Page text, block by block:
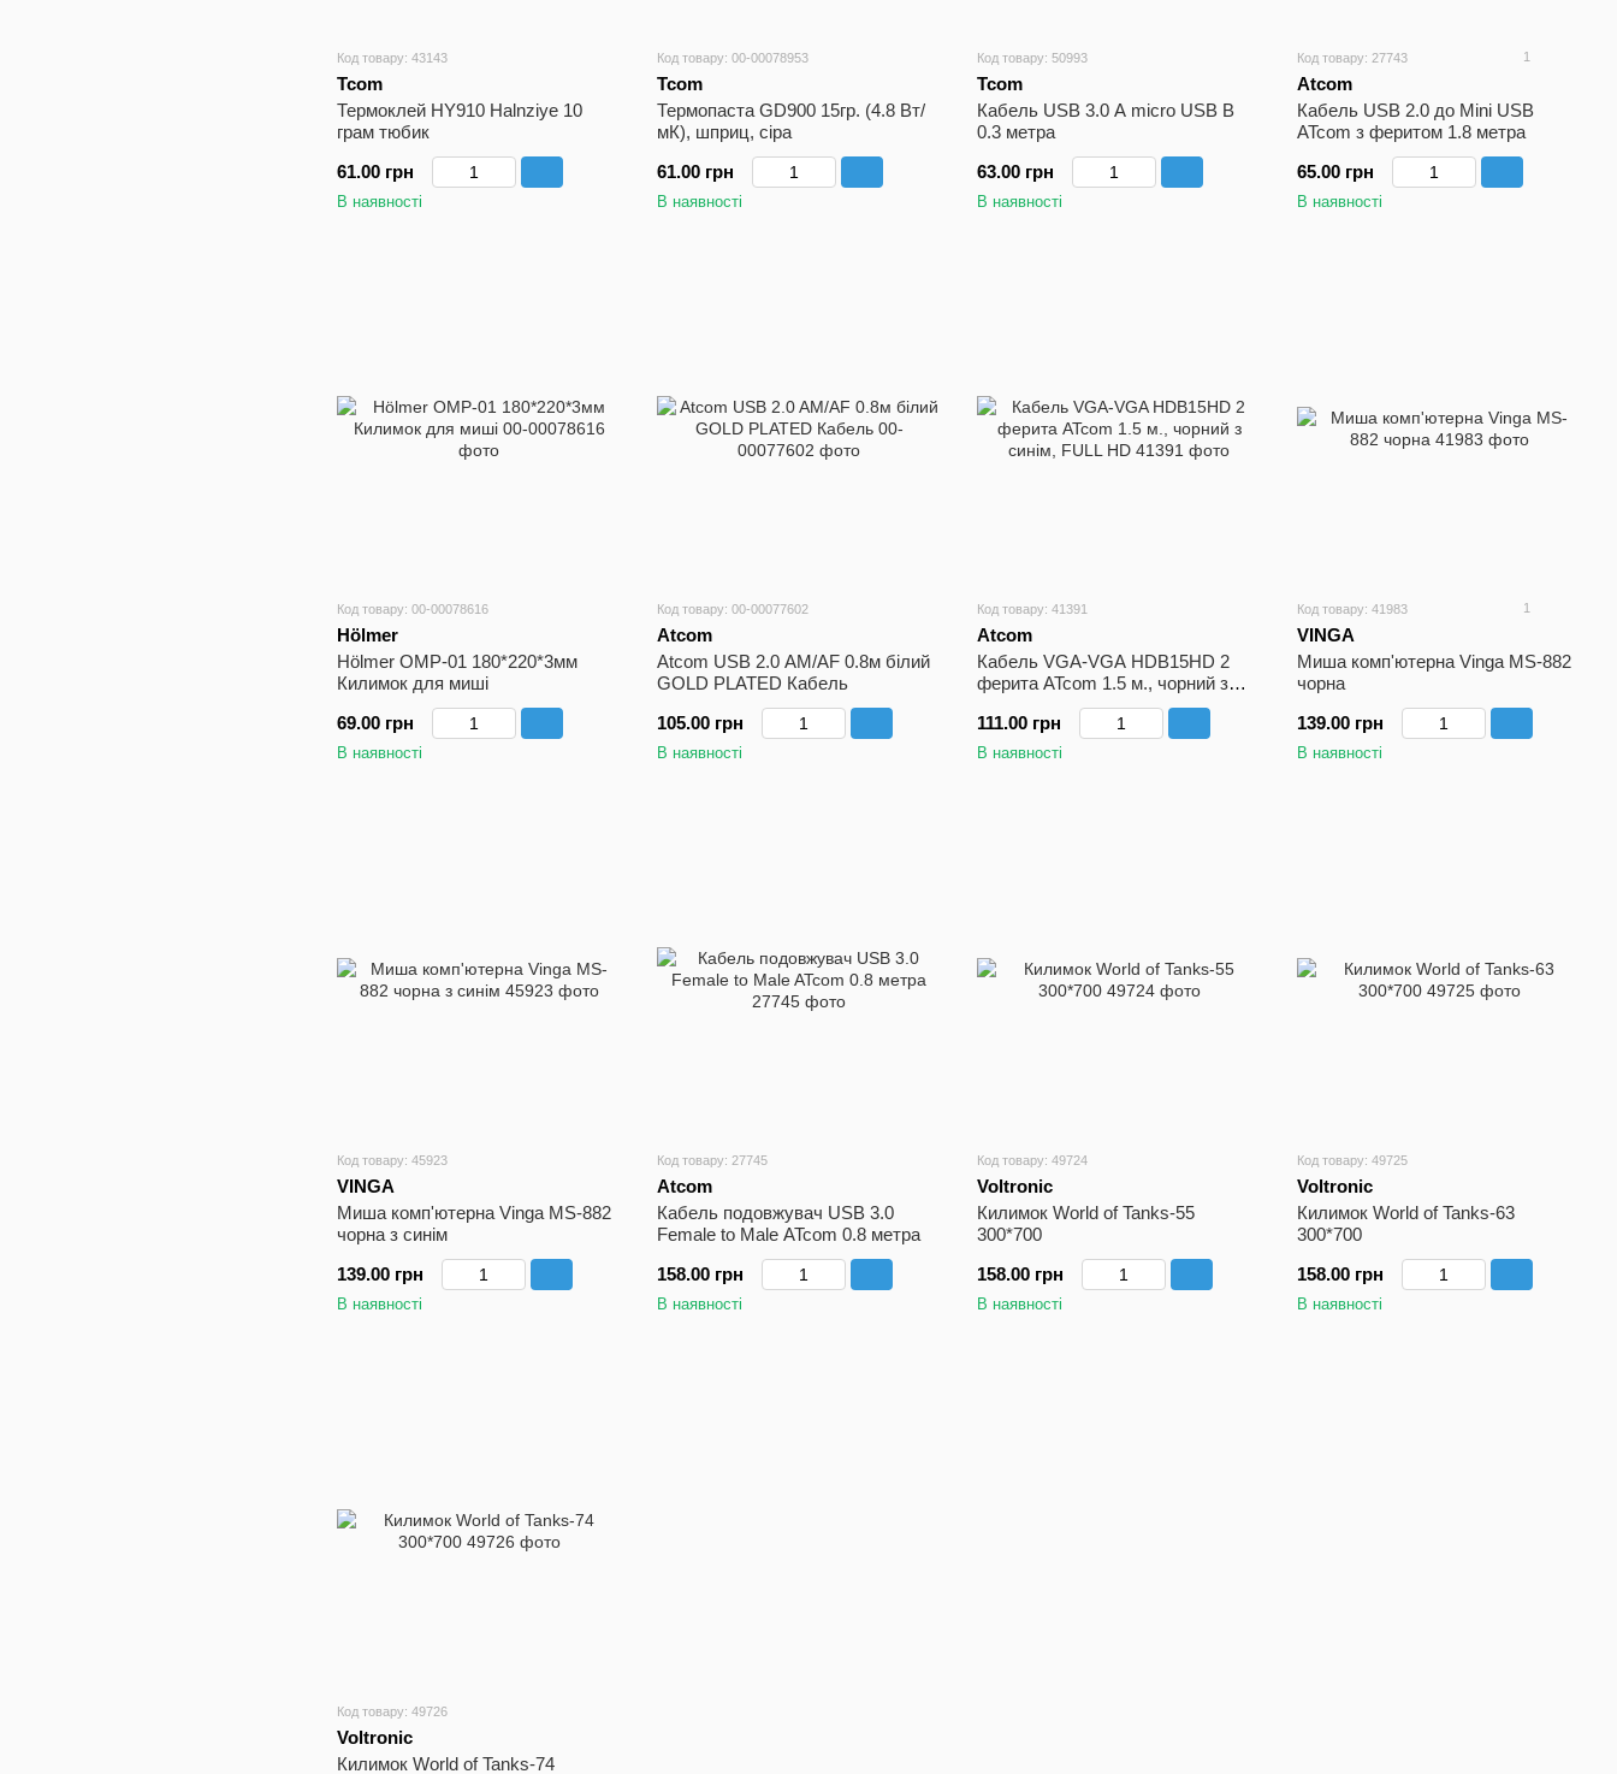
Код товару: 43143
Tcom
Термоклей HY910 Halnziye 10
грам тюбик
61.00 грн
В наявності
Код товару: 00-00078953
Tcom
Термопаста GD900 15гр. (4.8 Вт/
мК), шприц, сіра
61.00 грн
В наявності
Код товару: 50993
Tcom
Кабель USB 3.0 A micro USB B
0.3 метра
63.00 грн
В наявності
Код товару: 27743 1
Atcom
Кабель USB 2.0 до Mini USB
ATcom з феритом 1.8 метра
65.00 грн
В наявності
Код товару: 00-00078616
Hölmer
Hölmer OMP-01 180*220*3мм
Килимок для миші
69.00 грн
В наявності
Код товару: 00-00077602
Atcom
Atcom USB 2.0 AM/AF 0.8м білий
GOLD PLATED Кабель
105.00 грн
В наявності
Код товару: 41391
Atcom
Кабель VGA-VGA HDB15HD 2
ферита ATcom 1.5 м., чорний з
синім, FULL HD
111.00 грн
В наявності
Код товару: 41983 1
VINGA
Миша комп'ютерна Vinga MS-882
чорна
139.00 грн
В наявності
Код товару: 45923
VINGA
Миша комп'ютерна Vinga MS-882
чорна з синім
139.00 грн
В наявності
Код товару: 27745
Atcom
Кабель подовжувач USB 3.0
Female to Male ATcom 0.8 метра
158.00 грн
В наявності
Код товару: 49724
Voltronic
Килимок World of Tanks-55
300*700
158.00 грн
В наявності
Код товару: 49725
Voltronic
Килимок World of Tanks-63
300*700
158.00 грн
В наявності
Код товару: 49726
Voltronic
Килимок World of Tanks-74